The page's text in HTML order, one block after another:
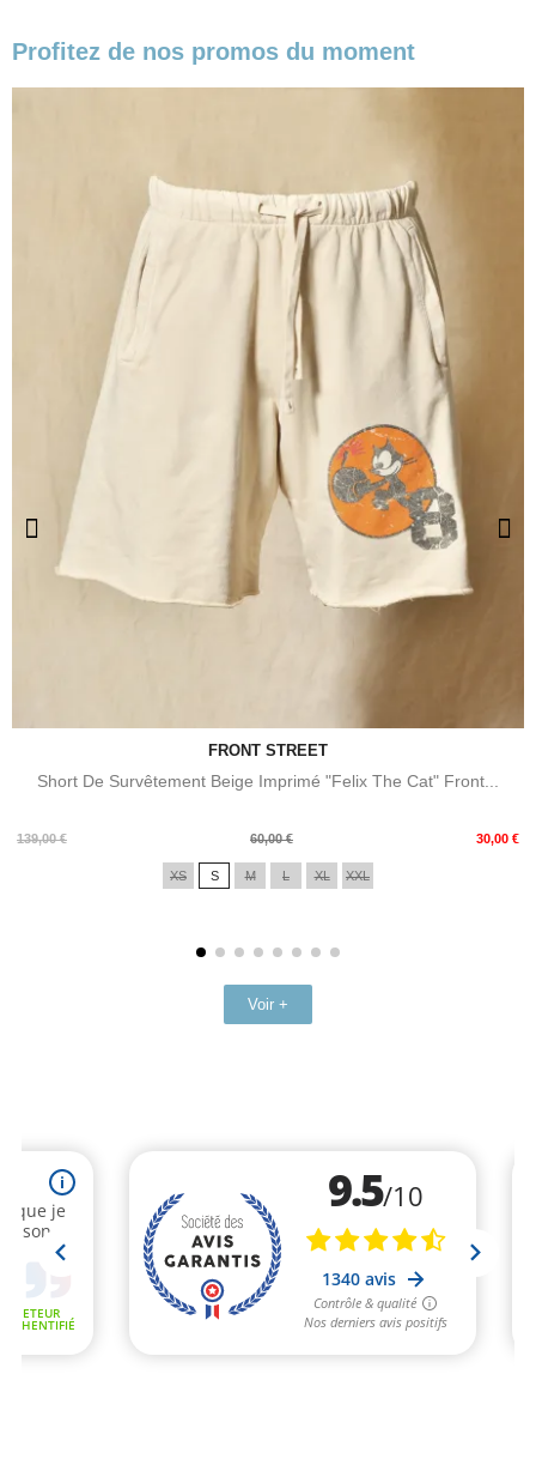
Profitez de nos promos du moment
FRONT STREET
Short De Survêtement Beige Imprimé "Felix The Cat" Front...
139,00 €
Prix
60,00 € 30,00 €
Prix
XS S M L XL XXL
Voir +